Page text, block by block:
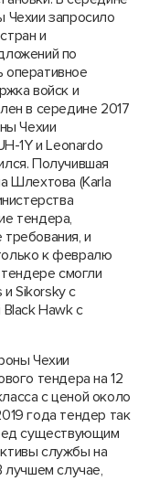
Чехии запросило
и
по
войск и
в середине 2017
Чехии
1Y и Leonardo
Получившая
Шлехтова (Karla
тендера,
и
к февралю
смогли
и Sikorsky с
Hawk с
Чехии
тендера на 12
с ценой около
года тендер так
существующим
службы на
случае,